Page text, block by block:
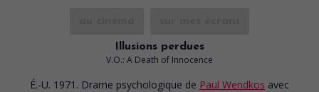
Illusions perdues
V.O.: A Death of Innocence
É.-U. 1971. Drame psychologique de Paul Wendkos avec